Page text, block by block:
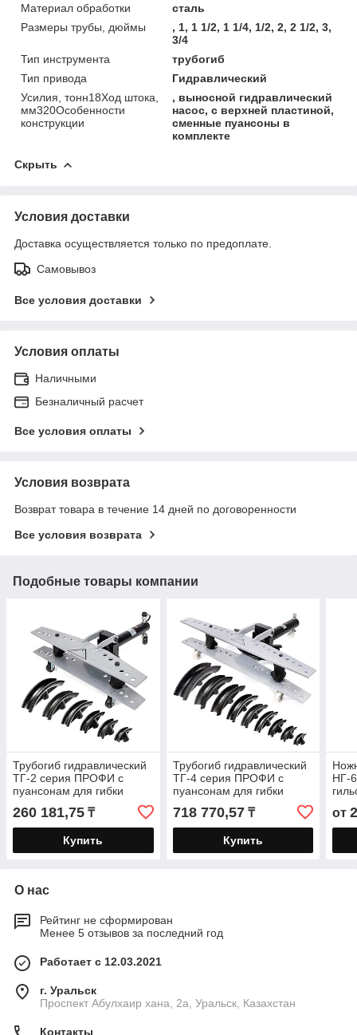
Материал обработки
сталь
Размеры трубы, дюймы
, 1, 1 1/2, 1 1/4, 1/2, 2, 2 1/2, 3,
3/4
Тип инструмента
трубогиб
Тип привода
Гидравлический
Усилия, тонн18Ход штока,
мм320Особенности
конструкции
, выносной гидравлический
насос, с верхней пластиной,
сменные пуансоны в
комплекте
Скрыть
Условия доставки
Доставка осуществляется только по предоплате.
Самовывоз
Все условия доставки
Условия оплаты
Наличными
Безналичный расчет
Все условия оплаты
Условия возврата
Возврат товара в течение 14 дней по договоренности
Все условия возврата
Подобные товары компании
Трубогиб гидравлический
ТГ-2 серия ПРОФИ с
пуансонам для гибки
дюймовых стальных
толстостенных труб
260 181,75 ₸
Купить
Трубогиб гидравлический
ТГ-4 серия ПРОФИ с
пуансонам для гибки
дюймовых стальных
толстостенных труб
718 770,57₸
Купить
НГ-
от
О нас
Рейтинг не сформирован
Менее 5 отзывов за последний год
Работает с 12.03.2021
г. Уральск
Проспект Абулхаир хана, 2а, Уральск, Казахстан
Контакты